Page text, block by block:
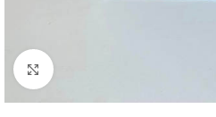
Agrandir